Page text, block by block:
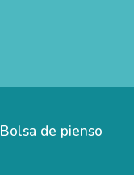
Bolsa de pienso